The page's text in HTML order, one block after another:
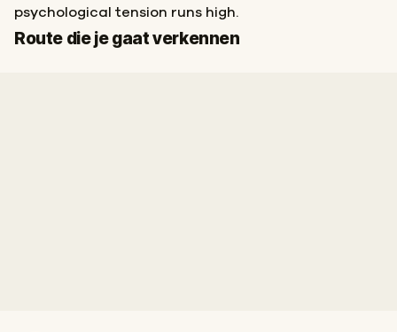
psychological tension runs high.
Route die je gaat verkennen